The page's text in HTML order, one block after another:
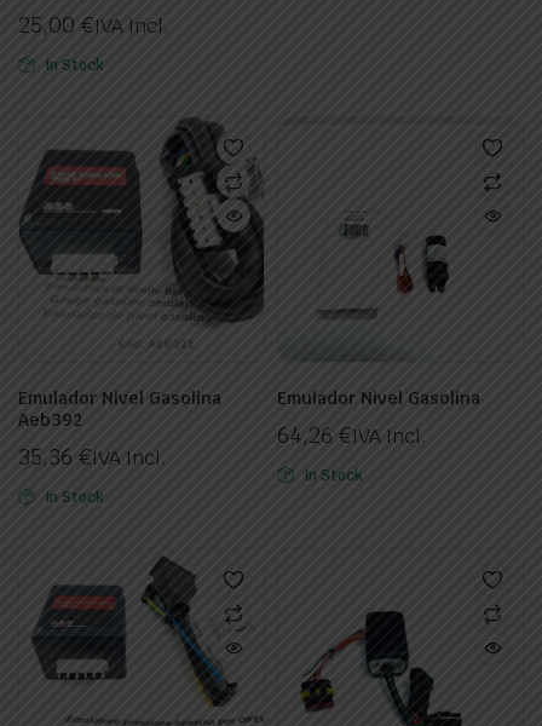
25,00 €IVA Incl.
In Stock
Emulador Nivel Gasolina
Aeb392
35,36 €IVA Incl.
In Stock
Emulador Nivel Gasolina
64,26 €IVA Incl.
In Stock